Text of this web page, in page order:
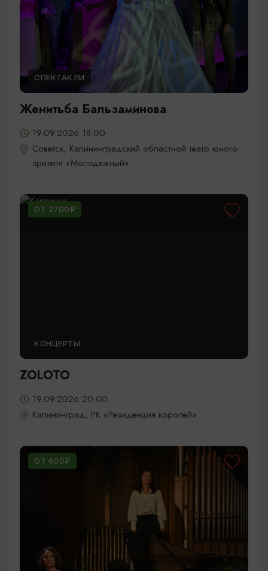
СПЕКТАКЛИ
Женитьба Бальзаминова
19.09.2026 18:00
Советск, Калининградский областной театр юного
зрителя «Молодежный»
ОТ 2700₽
КОНЦЕРТЫ
ZOLOTO
19.09.2026 20:00
Калининград, РК «Резиденция королей»
ОТ 600₽